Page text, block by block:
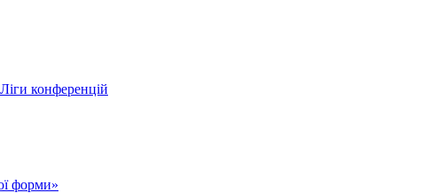
конференцій
форми»